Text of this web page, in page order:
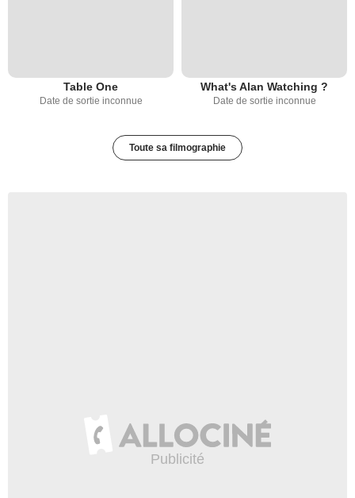
Table One
Date de sortie inconnue
What's Alan Watching ?
Date de sortie inconnue
Toute sa filmographie